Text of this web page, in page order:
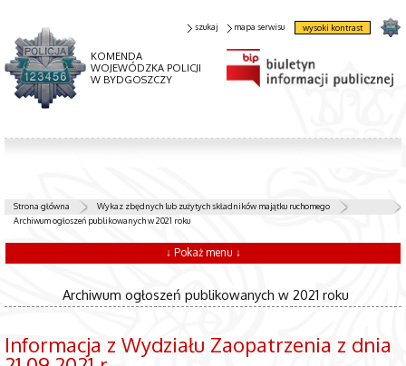
KOMENDA
WOJEWÓDZKA POLICJI
W BYDGOSZCZY
szukaj mapa serwisu wysoki kontrast
Strona główna
Wykaz zbędnych lub zużytych składników majątku ruchomego
Archiwum ogłoszeń publikowanych w 2021 roku
↓ Pokaż menu ↓
Archiwum ogłoszeń publikowanych w 2021 roku
Informacja z Wydziału Zaopatrzenia z dnia